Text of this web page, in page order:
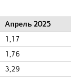
Апрель 2025
1,17
1,76
3,29